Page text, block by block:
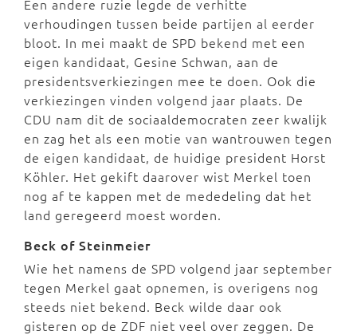
Een andere ruzie legde de verhitte
verhoudingen tussen beide partijen al eerder
bloot. In mei maakt de SPD bekend met een
eigen kandidaat, Gesine Schwan, aan de
presidentsverkiezingen mee te doen. Ook die
verkiezingen vinden volgend jaar plaats. De
CDU nam dit de sociaaldemocraten zeer kwalijk
en zag het als een motie van wantrouwen tegen
de eigen kandidaat, de huidige president Horst
Köhler. Het gekift daarover wist Merkel toen
nog af te kappen met de mededeling dat het
land geregeerd moest worden.
Beck of Steinmeier
Wie het namens de SPD volgend jaar september
tegen Merkel gaat opnemen, is overigens nog
steeds niet bekend. Beck wilde daar ook
gisteren op de ZDF niet veel over zeggen. De